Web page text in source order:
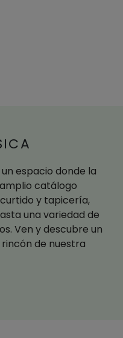
catálogo
y tapicería,
una variedad de
Ven y descubre un
de nuestra